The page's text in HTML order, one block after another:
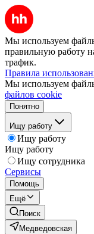
Мы используем
правильную работу
трафик.
Правила
Мы используем
файлов cookie
Понятно
Ищу работу
Ищу работу
Ищу работу
Ищу сотрудника
Сервисы
Помощь
Ещё
Поиск
Медведовская